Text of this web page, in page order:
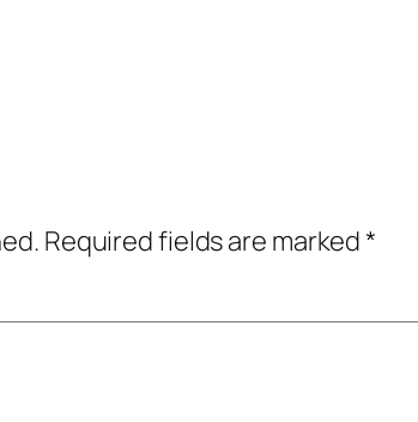
Required fields are marked*